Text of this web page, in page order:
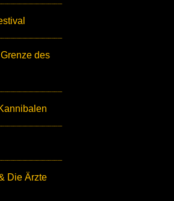
des
Die Ärzte